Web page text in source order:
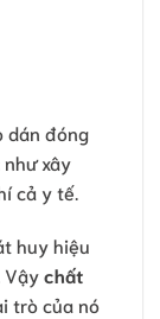
dán đóng
xây
cả y tế.
huy hiệu
Vậychất
trò của nó